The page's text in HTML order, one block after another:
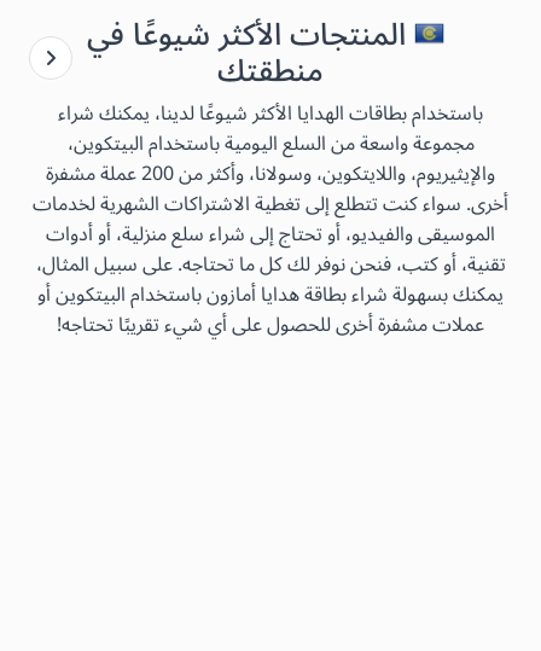
المنتجات الأكثر شيوعًا في
منطقتك
باستخدام بطاقات الهدايا الأكثر شيوعًا لدينا، يمكنك شراء
مجموعة واسعة من السلع اليومية باستخدام البيتكوين،
والإيثيريوم، واللايتكوين، وسولانا، وأكثر من 200 عملة مشفرة
أخرى. سواء كنت تتطلع إلى تغطية الاشتراكات الشهرية لخدمات
الموسيقى والفيديو، أو تحتاج إلى شراء سلع منزلية، أو أدوات
تقنية، أو كتب، فنحن نوفر لك كل ما تحتاجه. على سبيل المثال،
يمكنك بسهولة شراء بطاقة هدايا أمازون باستخدام البيتكوين أو
عملات مشفرة أخرى للحصول على أي شيء تقريبًا تحتاجه!